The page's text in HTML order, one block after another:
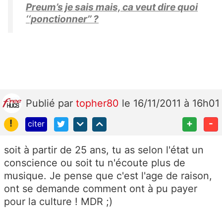
Preum’s je sais mais, ca veut dire quoi
‘‘ponctionner’’ ?
Publié par topher80 le 16/11/2011 à 16h01
!
citer + -
soit à partir de 25 ans, tu as selon l'état un
conscience ou soit tu n'écoute plus de
musique. Je pense que c'est l'age de raison,
ont se demande comment ont à pu payer
pour la culture ! MDR ;)